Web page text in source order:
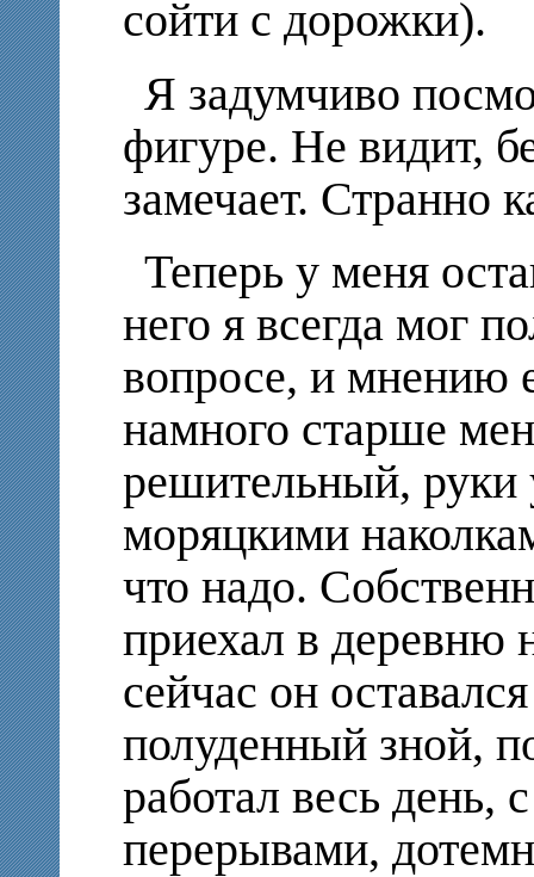
сойти с дорожки).
Я задумчиво
фигуре. Не видит,
замечает. Странно
Теперь у меня
него я всегда мог
вопросе, и мнению
намного старше
решительный, руки
моряцкими
что надо.
приехал в деревню
сейчас он
полуденный зной,
работал весь день,
перерывами,